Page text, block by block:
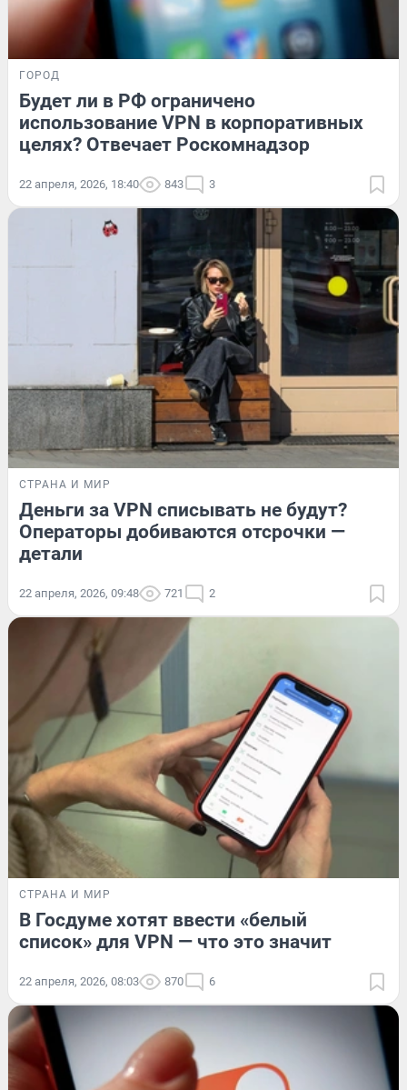
ГОРОД
Будет ли в РФ ограничено
использование VPN в корпоративных
целях? Отвечает Роскомнадзор
22 апреля, 2026, 18:40 843 3
СТРАНА И МИР
Деньги за VPN списывать не будут?
Операторы добиваются отсрочки —
детали
22 апреля, 2026, 09:48 721 2
СТРАНА И МИР
В Госдуме хотят ввести «белый
список» для VPN — что это значит
22 апреля, 2026, 08:03 870 6